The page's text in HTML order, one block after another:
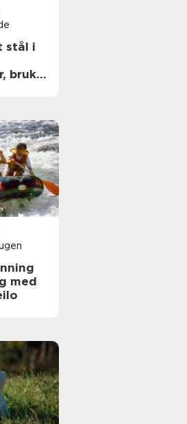
stål i
bruk
med